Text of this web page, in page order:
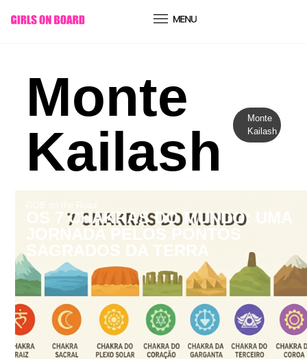
conteúdo
Monte
Kailash
Monte
Kailash
GOB on the Road
OS 7 CHAKRAS DO MUNDO: UMA
JORNADA PELOS PONTOS
SAGRADOS DA TERRA